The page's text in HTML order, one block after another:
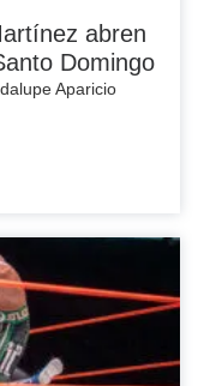
abren
Domingo
Aparicio